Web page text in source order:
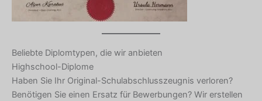
Beliebte Diplomtypen, die wir anbieten
Highschool-Diplome
Haben Sie Ihr Original-Schulabschlusszeugnis verloren?
Benötigen Sie einen Ersatz für Bewerbungen? Wir erstellen